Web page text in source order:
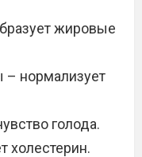
жировые
нормализует
голода.
холестерин.